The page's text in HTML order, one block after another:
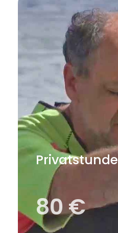
Privatstunde
80 €